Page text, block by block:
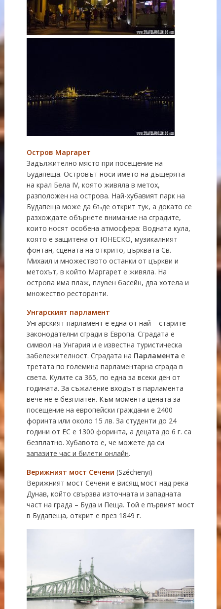
Остров Маргарет
Задължително място при посещение на
Будапеща. Островът носи името на дъщерята
на крал Бела ІV, която живяла в метох,
разположен на острова. Най-хубавият парк на
Будапеща може да бъде открит тук, а докато се
разхождате обърнете внимание на сградите,
които носят особена атмосфера: Водната кула,
която е защитена от ЮНЕСКО, музикалният
фонтан, сцената на открито, църквата Св.
Михаил и множеството останки от църкви и
метохът, в който Маргарет е живяла. На
острова има плаж, плувен басейн, два хотела и
множество ресторанти.
Унгарският парламент
Унгарският парламент е една от най – старите
законодателни сгради в Европа. Сградата е
символ на Унгария и е известна туристическа
забележителност. Сградата на Парламента е
третата по големина парламентарна сграда в
света. Кулите са 365, по една за всеки ден от
годината. За съжаление входът в парламента
вече не е безплатен. Към момента цената за
посещение на европейски граждани е 2400
форинта или около 15 лв. За студенти до 24
години от ЕС е 1300 форинта, а децата до 6 г. са
безплатно. Хубавото е, че можете да си
запазите час и билети онлайн.
Верижният мост Сечени (Széchenyi)
Верижният мост Сечени е висящ мост над река
Дунав, който свързва източната и западната
част на града – Буда и Пеща. Той е първият мост
в Будапеща, открит е през 1849 г.